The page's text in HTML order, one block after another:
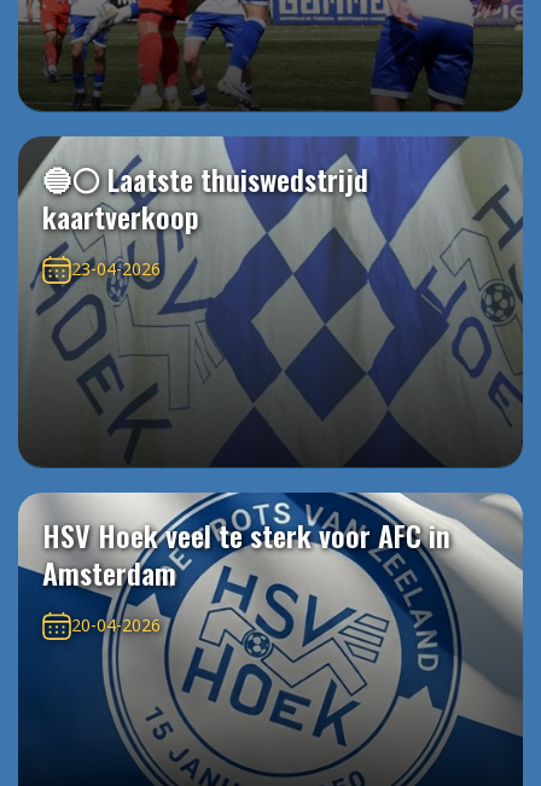
🔵⚪️ Laatste thuiswedstrijd
kaartverkoop
23-04-2026
HSV Hoek veel te sterk voor AFC in
Amsterdam
20-04-2026